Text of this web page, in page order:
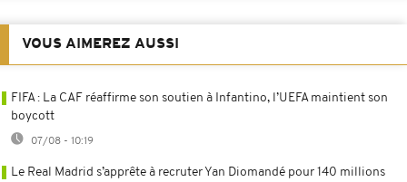
VOUS AIMEREZ AUSSI
FIFA : La CAF réaffirme son soutien à Infantino, l’UEFA maintient son
boycott
07/08 - 10:19
Le Real Madrid s’apprête à recruter Yan Diomandé pour 140 millions